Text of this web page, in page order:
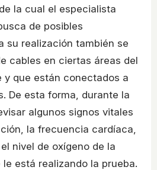
la cual el especialista
de posibles
su realización también se
cables en ciertas áreas del
y que están conectados a
De esta forma, durante la
algunos signos vitales
la frecuencia cardíaca,
nivel de oxígeno de la
está realizando la prueba.